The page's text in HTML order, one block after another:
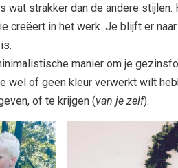
wat strakker dan de andere
creëert in het werk. Je blijft er
manier om je
wel of geen kleur verwerkt wilt
of te krijgen (van je zelf).